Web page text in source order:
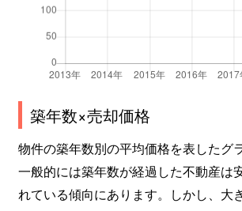
築年数×売却価格
物件の築年数別の平均価格を表したグ
一般的には築年数が経過した不動産は
れている傾向にあります。しかし、大